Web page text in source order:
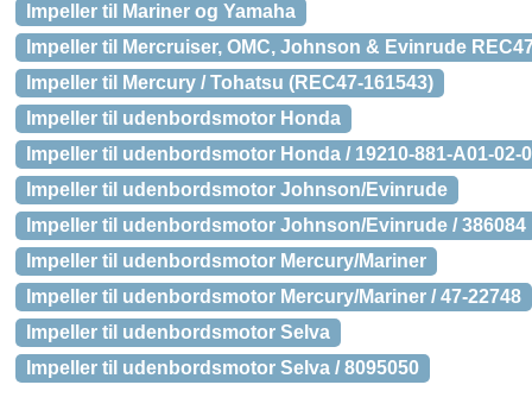
Impeller til Mariner og Yamaha
Impeller til Mercruiser, OMC, Johnson & Evinrude
Impeller til Mercury / Tohatsu (REC47-161543)
Impeller til udenbordsmotor Honda
Impeller til udenbordsmotor Honda / 19210-881-A01-02-
Impeller til udenbordsmotor Johnson/Evinrude
Impeller til udenbordsmotor Johnson/Evinrude / 386084
Impeller til udenbordsmotor Mercury/Mariner
Impeller til udenbordsmotor Mercury/Mariner / 47-22748
Impeller til udenbordsmotor Selva
Impeller til udenbordsmotor Selva / 8095050